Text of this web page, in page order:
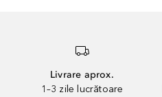
Livrare aprox.
1–3 zile lucrătoare